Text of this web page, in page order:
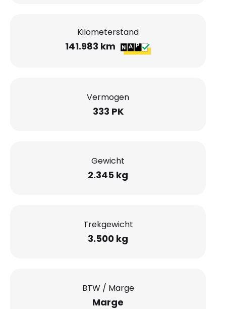
Kilometerstand
141.983 km
Vermogen
333 PK
Gewicht
2.345 kg
Trekgewicht
3.500 kg
BTW / Marge
Marge